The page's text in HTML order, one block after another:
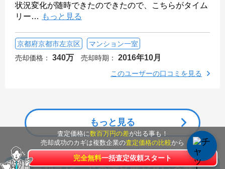
状況変化が随時できたのできたので、こちらがタイム
リー… もっと見る
京都府京都市左京区
マンション一室
売却価格：
340万 売却時期： 2016年10月
このユーザーの口コミを見る
もっと見る
査定価格に数百万円の差が出る事も！
売却成功のカギは複数企業の査定価格の比較から
完全無料一括査定依頼スタート